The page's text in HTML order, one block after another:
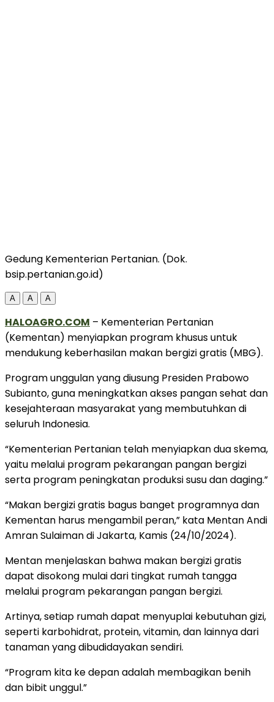
Gedung Kementerian Pertanian. (Dok.
bsip.pertanian.go.id)
A A A
HALOAGRO.COM – Kementerian Pertanian
(Kementan) menyiapkan program khusus untuk
mendukung keberhasilan makan bergizi gratis (MBG).
Program unggulan yang diusung Presiden Prabowo
Subianto, guna meningkatkan akses pangan sehat dan
kesejahteraan masyarakat yang membutuhkan di
seluruh Indonesia.
“Kementerian Pertanian telah menyiapkan dua skema,
yaitu melalui program pekarangan pangan bergizi
serta program peningkatan produksi susu dan daging.”
“Makan bergizi gratis bagus banget programnya dan
Kementan harus mengambil peran,” kata Mentan Andi
Amran Sulaiman di Jakarta, Kamis (24/10/2024).
Mentan menjelaskan bahwa makan bergizi gratis
dapat disokong mulai dari tingkat rumah tangga
melalui program pekarangan pangan bergizi.
Artinya, setiap rumah dapat menyuplai kebutuhan gizi,
seperti karbohidrat, protein, vitamin, dan lainnya dari
tanaman yang dibudidayakan sendiri.
“Program kita ke depan adalah membagikan benih
dan bibit unggul.”